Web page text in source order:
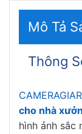
Mô Tả
Thông
cho nhà
hình ảnh sắc